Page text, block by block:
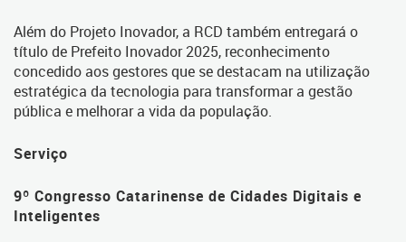
Além do Projeto Inovador, a RCD também entregará o
título de Prefeito Inovador 2025, reconhecimento
concedido aos gestores que se destacam na utilização
estratégica da tecnologia para transformar a gestão
pública e melhorar a vida da população.
Serviço
9º Congresso Catarinense de Cidades Digitais e
Inteligentes